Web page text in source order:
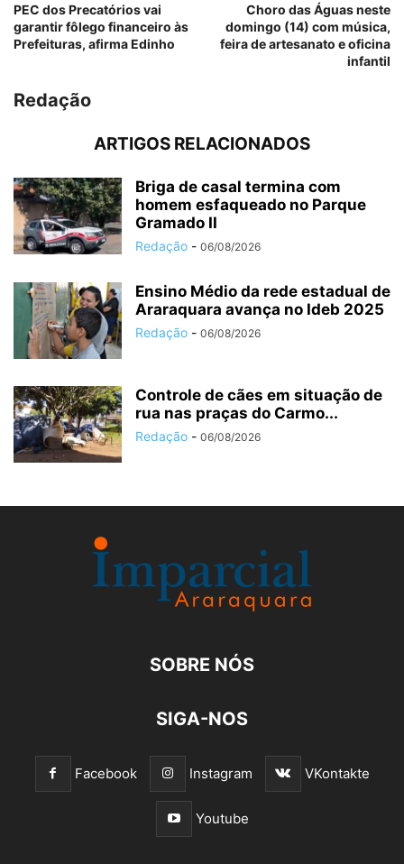
PEC dos Precatórios vai
garantir fôlego financeiro às
Prefeituras, afirma Edinho
Choro das Águas neste
domingo (14) com música,
feira de artesanato e oficina
infantil
Redação
ARTIGOS RELACIONADOS
Briga de casal termina com
homem esfaqueado no Parque
Gramado II
Redação - 06/08/2026
Ensino Médio da rede estadual de
Araraquara avança no Ideb 2025
Redação - 06/08/2026
Controle de cães em situação de
rua nas praças do Carmo...
Redação - 06/08/2026
SOBRE NÓS
SIGA-NOS
Facebook Instagram VKontakte
Youtube